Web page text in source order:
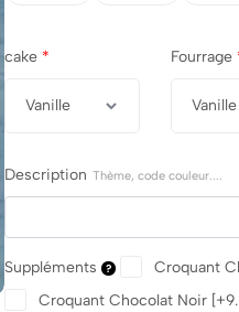
cake * Fourrage
Description Thème, code couleur....
Suppléments Croquant
Croquant Chocolat Noir